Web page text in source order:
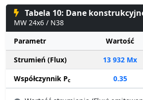
Tabela 10: Dane
MW 24x6 / N38
Parametr
Wartość
Strumień (Flux)
13 932 Mx
Współczynnik Pc 0.35